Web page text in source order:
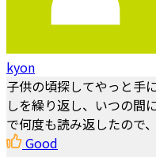
kyon
子供の頃探してやっと手
しを繰り返し、いつの間
で何度も読み返したので
Good